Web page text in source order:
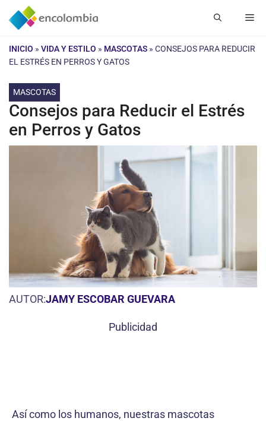
Saltar
INICIO » VIDA Y ESTILO » MASCOTAS » CONSEJOS PARA REDUCIR
EL ESTRÉS EN PERROS Y GATOS
MASCOTAS
Consejos para Reducir el Estrés
en Perros y Gatos
AUTOR:JAMY ESCOBAR GUEVARA
Publicidad
Así como los humanos, nuestras mascotas